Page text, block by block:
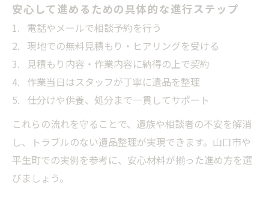
安心して進めるための具体的な進行ステップ
電話やメールで相談予約を行う
現地での無料見積もり・ヒアリングを受ける
見積もり内容・作業内容に納得の上で契約
作業当日はスタッフが丁寧に遺品を整理
仕分けや供養、処分まで一貫してサポート
これらの流れを守ることで、遺族や相談者の不安を解消
し、トラブルのない遺品整理が実現できます。山口市や
平生町での実例を参考に、安心材料が揃った進め方を選
びましょう。